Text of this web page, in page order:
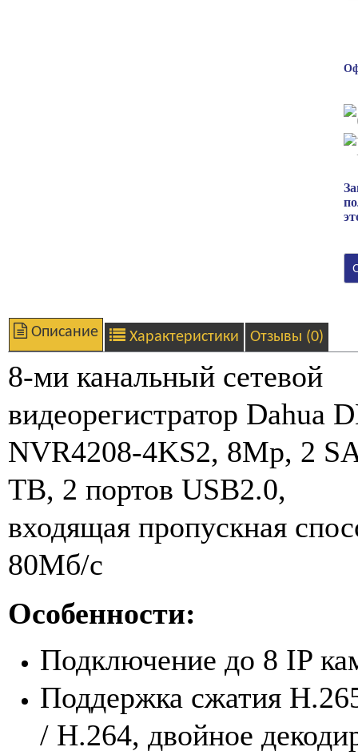
Описание Характеристики Отзывы (0)
8-ми канальный сетевой
видеорегистратор Dahua
NVR4208-4KS2, 8Mp, 2
TВ, 2 портов USB2.0,
входящая пропускная
80Мб/с
Особенности:
Подключение до 8 IP
Поддержка сжатия
/ H.264, двойное